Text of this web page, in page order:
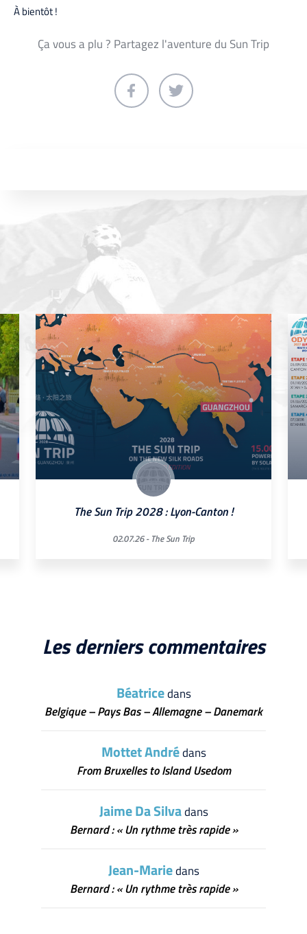
À bientôt !
Ça vous a plu ? Partagez l'aventure du Sun Trip
The Sun Trip 2028 : Lyon-Canton !
02.07.26 - The Sun Trip
Les derniers commentaires
Béatricedans
Belgique – Pays Bas – Allemagne – Danemark
Mottet Andrédans
From Bruxelles to Island Usedom
Jaime Da Silvadans
Bernard : « Un rythme très rapide »
Jean-Mariedans
Bernard : « Un rythme très rapide »